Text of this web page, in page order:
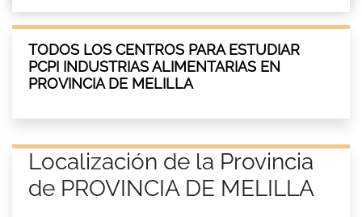
TODOS LOS CENTROS PARA ESTUDIAR
PCPI INDUSTRIAS ALIMENTARIAS EN
PROVINCIA DE MELILLA
Localización de la Provincia
de PROVINCIA DE MELILLA